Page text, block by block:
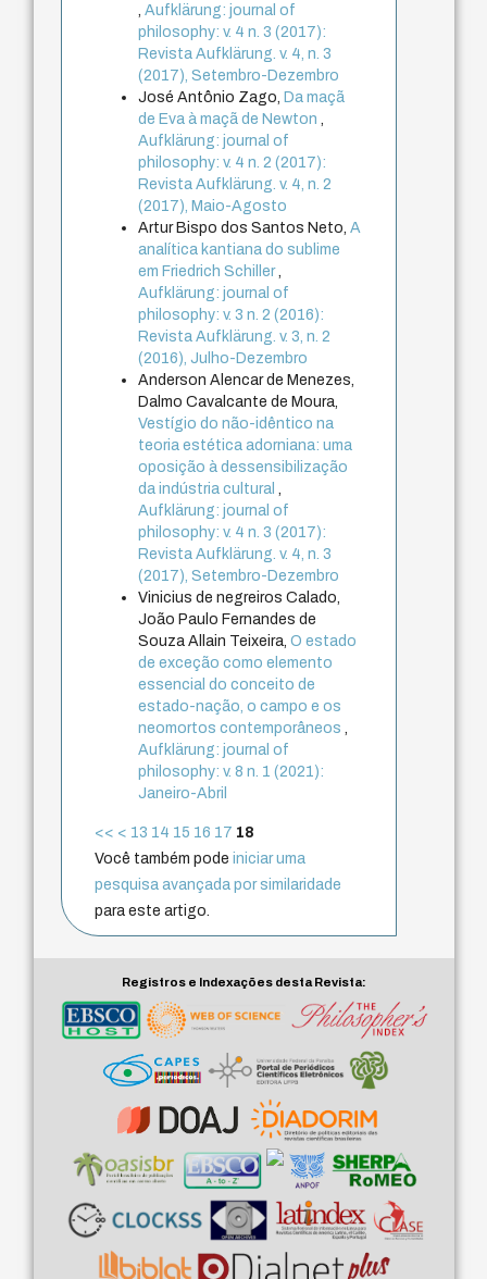
,Aufklärung: journal of
philosophy: v. 4 n. 3 (2017):
Revista Aufklärung. v. 4, n. 3
(2017), Setembro-Dezembro
José Antônio Zago,Da maçã
de Eva à maçã de Newton
Aufklärung: journal of
philosophy: v. 4 n. 2 (2017):
Revista Aufklärung. v. 4, n. 2
(2017), Maio-Agosto
Artur Bispo dos Santos Neto,A
analítica kantiana do sublime
em Friedrich Schiller
Aufklärung: journal of
philosophy: v. 3 n. 2 (2016):
Revista Aufklärung. v. 3, n. 2
(2016), Julho-Dezembro
Anderson Alencar de Menezes,
Dalmo Cavalcante de Moura,
Vestígio do não-idêntico na
teoria estética adorniana: uma
oposição à dessensibilização
da indústria cultural
Aufklärung: journal of
philosophy: v. 4 n. 3 (2017):
Revista Aufklärung. v. 4, n. 3
(2017), Setembro-Dezembro
Vinicius de negreiros Calado,
João Paulo Fernandes de
Souza Allain Teixeira,O estado
de exceção como elemento
essencial do conceito de
estado-nação, o campo e os
neomortos contemporâneos
Aufklärung: journal of
philosophy: v. 8 n. 1 (2021):
Janeiro-Abril
<< < 13 14 15 16 17 18
Você também podeiniciar uma
pesquisa avançada por similaridade
para este artigo.
Registros e Indexações desta Revista: